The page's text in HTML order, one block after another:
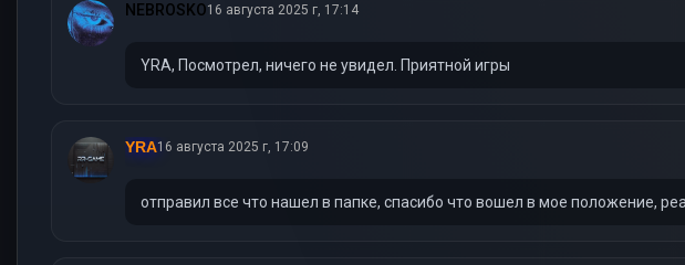
NEBROSKO16 августа 2025 г, 17:14
YRA, Посмотрел, ничего не увидел. Приятной игры
YRA16 августа 2025 г, 17:09
отправил все что нашел в папке, спасибо что вошел в мое положение,